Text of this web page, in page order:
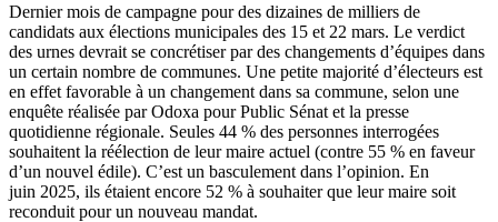
Dernier mois de campagne pour des dizaines de milliers de
candidats aux élections municipales des 15 et 22 mars. Le verdict
des urnes devrait se concrétiser par des changements d’équipes dans
un certain nombre de communes. Une petite majorité d’électeurs est
en effet favorable à un changement dans sa commune, selon une
enquête réalisée par Odoxa pour Public Sénat et la presse
quotidienne régionale. Seules 44 % des personnes interrogées
souhaitent la réélection de leur maire actuel (contre 55 % en faveur
d’un nouvel édile). C’est un basculement dans l’opinion. En
juin 2025, ils étaient encore 52 % à souhaiter que leur maire soit
reconduit pour un nouveau mandat.